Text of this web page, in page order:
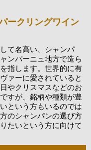
ークリングワイン
て名高い、シャンパ
ンパーニュ地方で造ら
指します。世界的に有
ァーに愛されていると
やクリスマスなどのお
すが、銘柄や種類が豊
という方もいるのでは
のシャンパンの選び方
たいという方に向けて